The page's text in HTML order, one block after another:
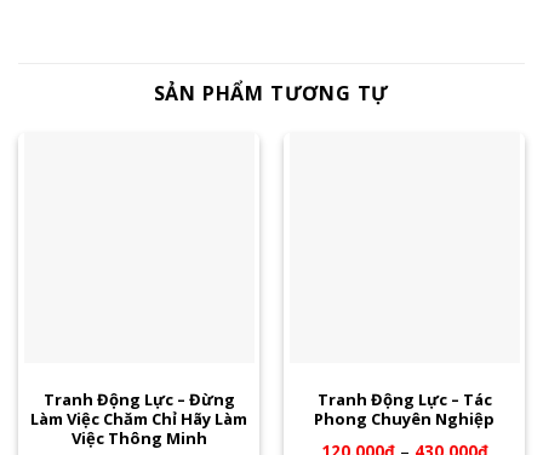
SẢN PHẨM TƯƠNG TỰ
Tranh Động Lực – Đừng
Làm Việc Chăm Chỉ Hãy Làm
Việc Thông Minh
Tranh Động Lực – Tác
Phong Chuyên Nghiệp
120,000₫– 430,000₫